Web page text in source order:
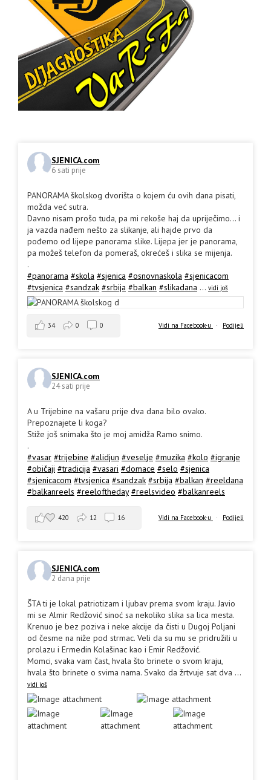
SJENICA.com
6 sati prije
PANORAMA školskog dvorišta o kojem ću ovih dana pisati,
možda već sutra.
Davno nisam prošo tuda, pa mi rekoše haj da upriječimo... i
ja vazda nađem nešto za slikanje, ali hajde prvo da
pođemo od lijepe panorama slike. Lijepa jer je panorama,
pa možeš telefon da pomeraš, okrećeš i slika se mijenja.
.
#panorama #skola #sjenica #osnovnaskola #sjenicacom
#tvsjenica #sandzak #srbija #balkan #slikadana ... vidi još
Vidi na Facebook-u · Podijeli
34 0 0
SJENICA.com
24 sati prije
A u Trijebine na vašaru prije dva dana bilo ovako.
Prepoznajete li koga?
Stiže još snimaka što je moj amidža Ramo snimo.
.
#vasar #trijebine #alidjun #veselje #muzika #kolo #igranje
#običaji #tradicija #vasari #domace #selo #sjenica
#sjenicacom #tvsjenica #sandzak #srbija #balkan #reeldana
#balkanreels #reeloftheday #reelsvideo #balkanreels
Vidi na Facebook-u · Podijeli
420 12 16
SJENICA.com
2 dana prije
ŠTA ti je lokal patriotizam i ljubav prema svom kraju. Javio
mi se Almir Redžović sinoć sa nekoliko slika sa lica mesta.
Krenuo je bez poziva i neke akcije da čisti u Dugoj Poljani
od česme na niže pod strmac. Veli da su mu se pridružili u
prolazu i Ermedin Kolašinac kao i Emir Redžović.
Momci, svaka vam čast, hvala što brinete o svom kraju,
hvala što brinete o svima nama. Svako da žrtvuje sat dva ...
vidi još